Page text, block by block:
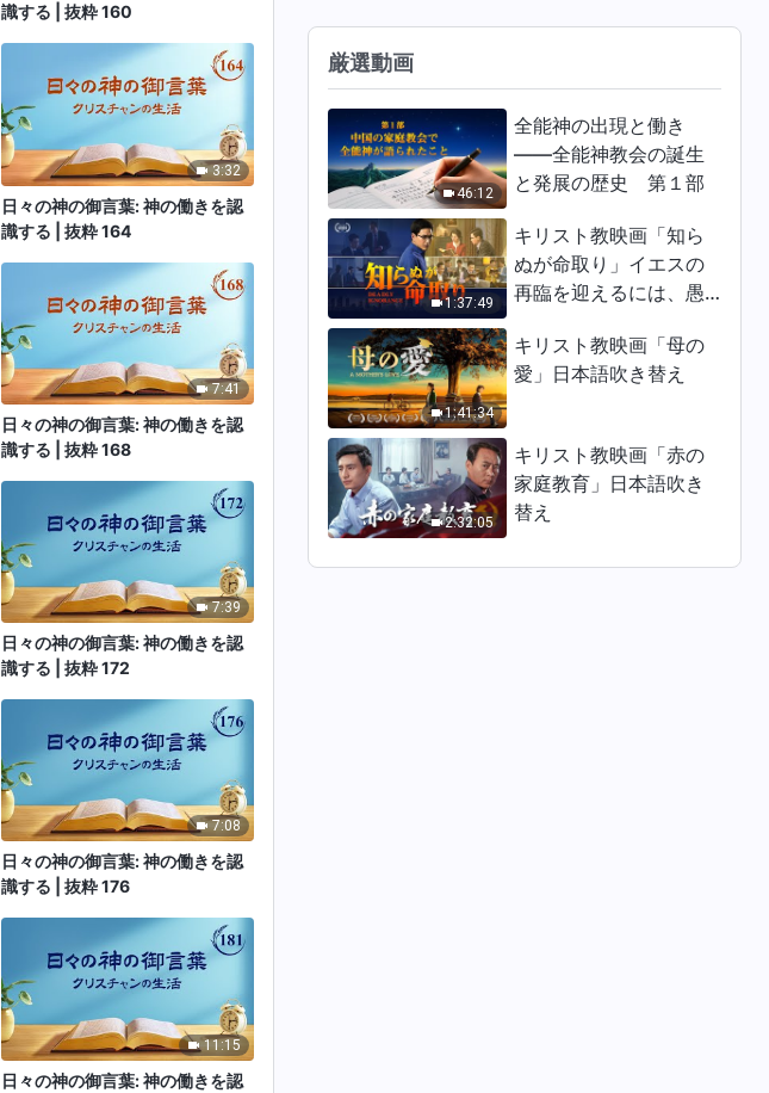
識する | 抜粋 160
3:32
日々の神の御言葉: 神の働きを認
識する | 抜粋 164
7:41
日々の神の御言葉: 神の働きを認
識する | 抜粋 168
7:39
日々の神の御言葉: 神の働きを認
識する | 抜粋 172
7:08
日々の神の御言葉: 神の働きを認
識する | 抜粋 176
11:15
日々の神の御言葉: 神の働きを認
厳選動画
46:12
全能神の出現と働き
——全能神教会の誕生
と発展の歴史 第１部
1:37:49
キリスト教映画「知ら
ぬが命取り」イエスの
再臨を迎えるには、愚
らない
1:41:34
キリスト教映画「母の
愛」日本語吹き替え
2:32:05
キリスト教映画「赤の
家庭教育」日本語吹き
替え